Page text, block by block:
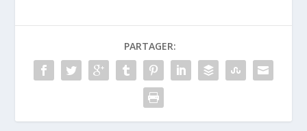
PARTAGER: